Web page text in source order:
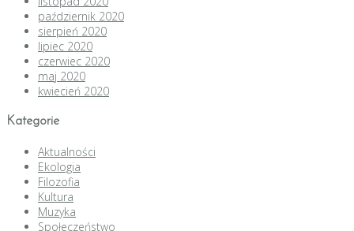
październik 2020
sierpień 2020
lipiec 2020
czerwiec 2020
maj 2020
kwiecień 2020
Kategorie
Aktualności
Ekologia
Filozofia
Kultura
Muzyka
Społeczeństwo